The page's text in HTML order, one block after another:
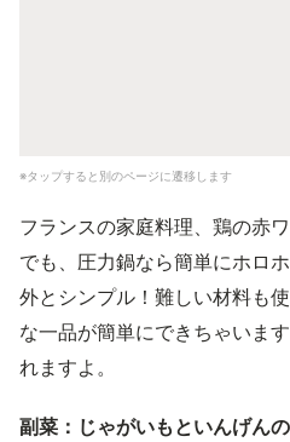
※タップすると別のページに遷移します
フランスの家庭料理、鶏の赤
でも、圧力鍋なら簡単にホロ
外とシンプル！難しい材料も
な一品が簡単にできちゃいま
れますよ。
副菜：じゃがいもといんげん